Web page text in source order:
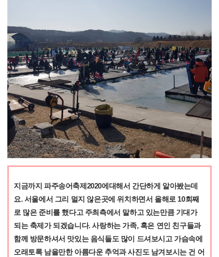
지금까지 파주송어축제2020에대해서 간단하게 알아봤는데
요. 서울에서 그리 멀지 않은곳에 위치하면서 올해로 10회째
로 많은 준비를 했다고 주최측에서 말하고 있는만큼 기대가
되는 축제가 되겠습니다. 사랑하는 가족, 혹은 연인 친구들과
함께 방문하셔서 맛있는 음식들도 많이 드셔보시고 가슴속에
오래토록 남을만한 아름다운 추억과 사진도 남겨보시는 건 어